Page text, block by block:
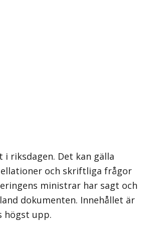
riksdagen. Det kan gälla
och skriftliga frågor
ministrar har sagt och
dokumenten. Innehållet är
högst upp.